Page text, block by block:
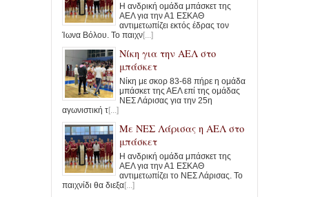
Η ανδρική ομάδα μπάσκετ της
ΑΕΛ για την Α1 ΕΣΚΑΘ
αντιμετωπίζει εκτός έδρας τον
Ίωνα Βόλου. Το παιχν[...]
Νίκη για την ΑΕΛ στο
μπάσκετ
Νίκη με σκορ 83-68 πήρε η ομάδα
μπάσκετ της ΑΕΛ επί της ομάδας
ΝΕΣ Λάρισας για την 25η
αγωνιστική τ[...]
Με ΝΕΣ Λάρισας η ΑΕΛ στο
μπάσκετ
Η ανδρική ομάδα μπάσκετ της
ΑΕΛ για την Α1 ΕΣΚΑΘ
αντιμετωπίζει το ΝΕΣ Λάρισας. Το
παιχνίδι θα διεξα[...]